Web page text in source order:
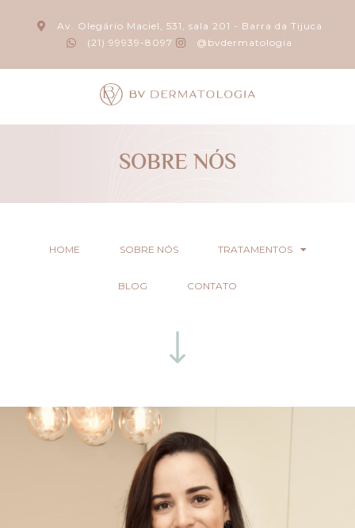
Av. Olegário Maciel, 531, sala 201 - Barra da Tijuca
(21) 99939-8097
@bvdermatologia
SOBRE NÓS
HOME SOBRE NÓS TRATAMENTOS
BLOG CONTATO